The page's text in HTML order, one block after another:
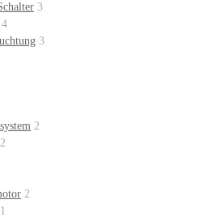
3
4
3
2
2
2
1